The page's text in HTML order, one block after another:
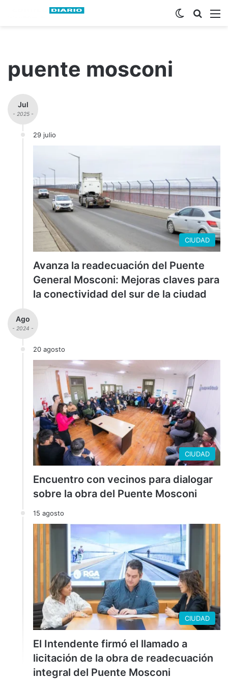
Buscar
Switch skin
puente mosconi
Jul
- 2025 -
29 julio
CIUDAD
Avanza la readecuación del Puente
General Mosconi: Mejoras claves para
la conectividad del sur de la ciudad
Ago
- 2024 -
20 agosto
CIUDAD
Encuentro con vecinos para dialogar
sobre la obra del Puente Mosconi
15 agosto
CIUDAD
El Intendente firmó el llamado a
licitación de la obra de readecuación
integral del Puente Mosconi